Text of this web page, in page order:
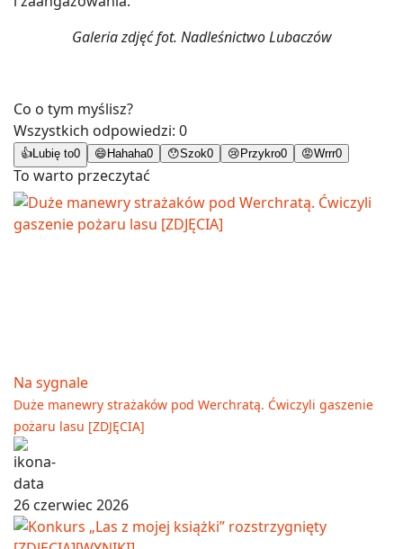
Galeria zdjęć fot. Nadleśnictwo Lubaczów
Co o tym myślisz?
Wszystkich odpowiedzi: 0
👍 Lubię to0 😄 Hahaha0 😯Szok0 😢 Przykro0 😡Wrrr0
To warto przeczytać
Na sygnale
Duże manewry strażaków pod Werchratą. Ćwiczyli gaszenie
pożaru lasu [ZDJĘCIA]
26 czerwiec 2026